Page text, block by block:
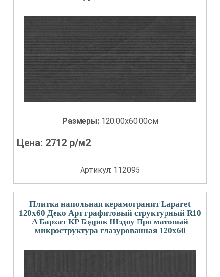
Размеры: 120.00x60.00см
Цена: 2712 р/м2
Артикул: 112095
Плитка напольная керамогранит Laparet
120x60 Деко Арт графитовый структурный R10
A Бархат КР Бэдрок Шэдоу Про матовый
микроструктура глазурованная 120x60